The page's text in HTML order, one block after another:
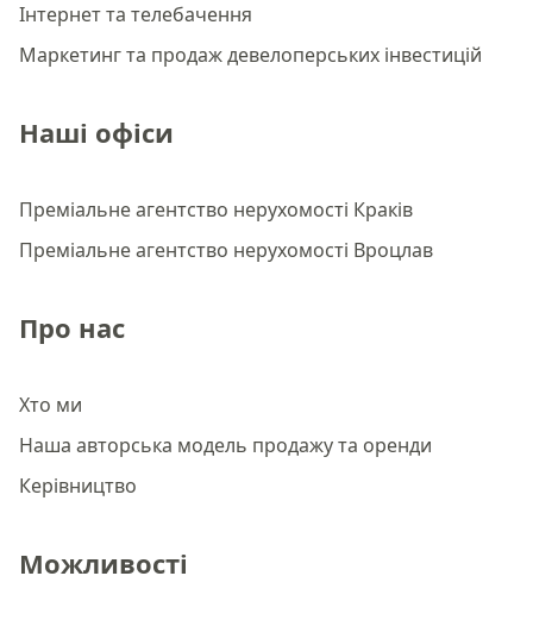
Інтернет та телебачення
Маркетинг та продаж девелоперських інвестицій
Наші офіси
Преміальне агентство нерухомості Краків
Преміальне агентство нерухомості Вроцлав
Про нас
Хто ми
Наша авторська модель продажу та оренди
Керівництво
Можливості